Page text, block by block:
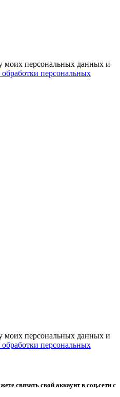
моих персональных данных и
персональных
моих персональных данных и
персональных
связать свой аккаунт в соц.сети с